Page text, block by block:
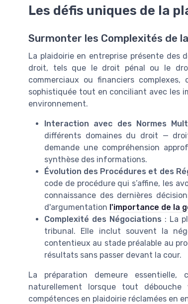
Les défis uniques de la
Surmonter les Complexités de
La plaidoirie en entreprise présente des
droit, tels que le droit pénal ou le
commerciaux ou financiers
sophistiquée tout en conciliant avec les
environnement.
Interaction avec des Normes
différents domaines du droit —
demande une compréhension
synthèse des informations.
Évolution des Procédures et des
code de procédure qui s’affine, les
connaissance des dernières
d'argumentation l'importance de la
Complexité des Négociations : La
tribunal. Elle inclut souvent la
contentieux au stade préalable au
résultats sans passer devant la cour.
La préparation demeure
naturellement lorsque tout
compétences en plaidoirie réclamées en